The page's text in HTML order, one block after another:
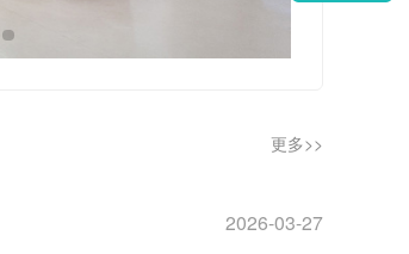
更多>>
2026-03-27